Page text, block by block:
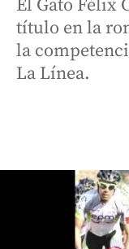
El Gato Félix
título en la
la
La Línea.